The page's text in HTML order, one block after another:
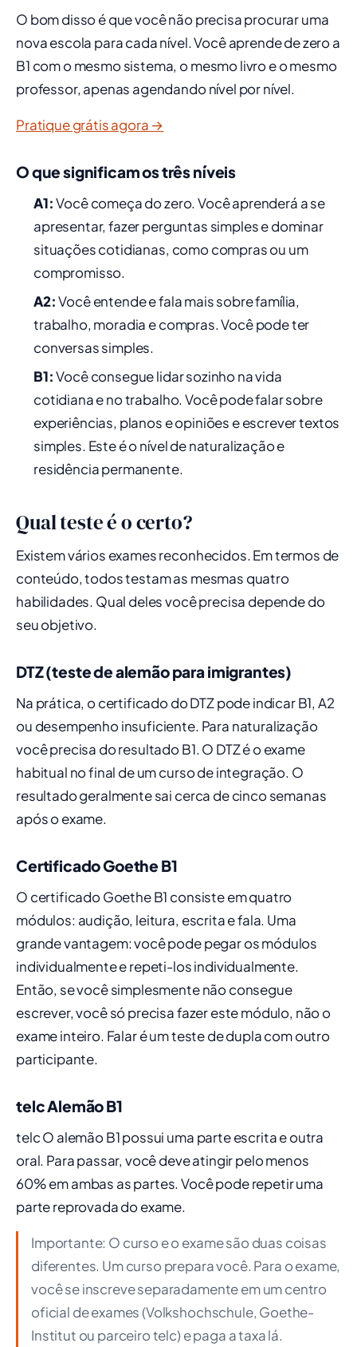
O bom disso é que você não precisa procurar uma
nova escola para cada nível. Você aprende de zero a
B1 com o mesmo sistema, o mesmo livro e o mesmo
professor, apenas agendando nível por nível.
Pratique grátis agora →
O que significam os três níveis
A1:Você começa do zero. Você aprenderá a se
apresentar, fazer perguntas simples e dominar
situações cotidianas, como compras ou um
compromisso.
A2:Você entende e fala mais sobre família,
trabalho, moradia e compras. Você pode ter
conversas simples.
B1:Você consegue lidar sozinho na vida
cotidiana e no trabalho. Você pode falar sobre
experiências, planos e opiniões e escrever textos
simples. Este é o nível de naturalização e
residência permanente.
Qual teste é o certo?
Existem vários exames reconhecidos. Em termos de
conteúdo, todos testam as mesmas quatro
habilidades. Qual deles você precisa depende do
seu objetivo.
DTZ (teste de alemão para imigrantes)
Na prática, o certificado do DTZ pode indicar B1, A2
ou desempenho insuficiente. Para naturalização
você precisa do resultado B1. O DTZ é o exame
habitual no final de um curso de integração. O
resultado geralmente sai cerca de cinco semanas
após o exame.
Certificado Goethe B1
O certificado Goethe B1 consiste em quatro
módulos: audição, leitura, escrita e fala. Uma
grande vantagem: você pode pegar os módulos
individualmente e repeti-los individualmente.
Então, se você simplesmente não consegue
escrever, você só precisa fazer este módulo, não o
exame inteiro. Falar é um teste de dupla com outro
participante.
telc Alemão B1
telc O alemão B1 possui uma parte escrita e outra
oral. Para passar, você deve atingir pelo menos
60% em ambas as partes. Você pode repetir uma
parte reprovada do exame.
Importante: O curso e o exame são duas coisas
diferentes. Um curso prepara você. Para o exame,
você se inscreve separadamente em um centro
oficial de exames (Volkshochschule, Goethe-
Institut ou parceiro telc) e paga a taxa lá.